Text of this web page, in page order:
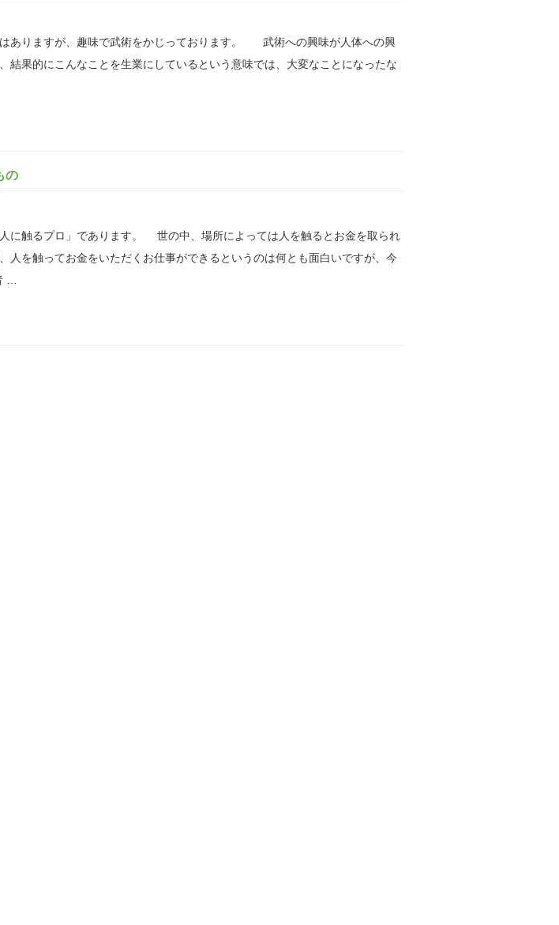
ありますが、趣味で武術をかじっております。 武術への興味が人体への興
結果的にこんなことを生業にしているという意味では、大変なことになったな
の
に触るプロ」であります。 世の中、場所によっては人を触るとお金を取られ
人を触ってお金をいただくお仕事ができるというのは何とも面白いですが、今
…